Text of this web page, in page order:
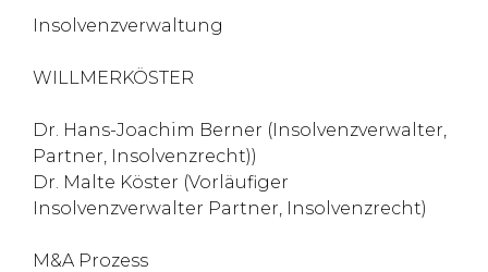
Insolvenzverwaltung
WILLMERKÖSTER
Dr. Hans-Joachim Berner (Insolvenzverwalter,
Partner, Insolvenzrecht))
Dr. Malte Köster (Vorläufiger
Insolvenzverwalter Partner, Insolvenzrecht)
M&A Prozess